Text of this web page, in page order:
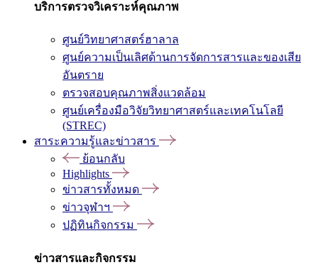
บริการตรวจวิเคราะห์คุณภาพ
ศูนย์วิทยาศาสตร์ฮาลาล
ศูนย์ความเป็นเลิศด้านการจัดการสารและของเสีย
อันตราย
ตรวจสอบคุณภาพสิ่งแวดล้อม
ศูนย์เครื่องมือวิจัยวิทยาศาสตร์และเทคโนโลยี
(STREC)
สาระความรู้และข่าวสาร
ย้อนกลับ
Highlights
ข่าวสารทั้งหมด
ข่าวจุฬาฯ
ปฏิทินกิจกรรม
ข่าวสารและกิจกรรม